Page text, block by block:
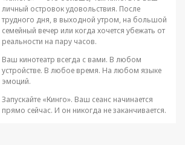
личный островок удовольствия. После
трудного дня, в выходной утром, на большой
семейный вечер или когда хочется убежать от
реальности на пару часов.
Ваш кинотеатр всегда с вами. В любом
устройстве. В любое время. На любом языке
эмоций.
Запускайте «Кинго». Ваш сеанс начинается
прямо сейчас. И он никогда не заканчивается.